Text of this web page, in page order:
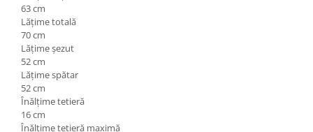
63 cm
Lățime totală
70 cm
Lățime șezut
52 cm
Lățime spătar
52 cm
Înălțime tetieră
16 cm
Înălțime tetieră maximă